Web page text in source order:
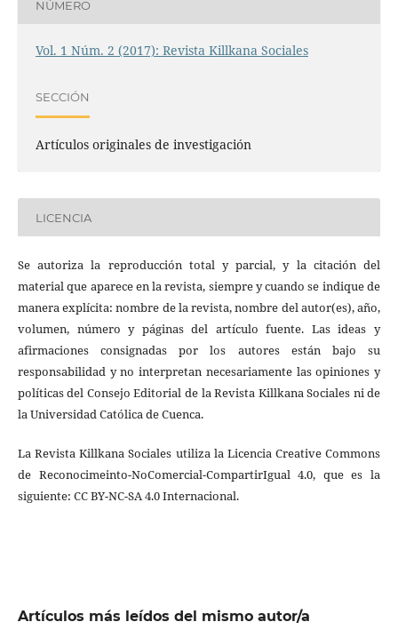
NÚMERO
Vol. 1 Núm. 2 (2017): Revista Killkana Sociales
SECCIÓN
Artículos originales de investigación
LICENCIA
Se autoriza la reproducción total y parcial, y la citación del
material que aparece en la revista, siempre y cuando se indique de
manera explícita: nombre de la revista, nombre del autor(es), año,
volumen, número y páginas del artículo fuente. Las ideas y
afirmaciones consignadas por los autores están bajo su
responsabilidad y no interpretan necesariamente las opiniones y
políticas del Consejo Editorial de la Revista Killkana Sociales ni de
la Universidad Católica de Cuenca.
La Revista Killkana Sociales utiliza la Licencia Creative Commons
de Reconocimeinto-NoComercial-CompartirIgual 4.0, que es la
siguiente: CC BY-NC-SA 4.0 Internacional.
Artículos más leídos del mismo autor/a